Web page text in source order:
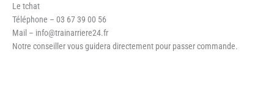
Le tchat
Téléphone – 03 67 39 00 56
Mail – info@trainarriere24.fr
Notre conseiller vous guidera directement pour passer commande.